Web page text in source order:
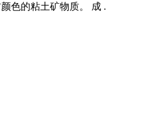
色的粘土矿物质。 成 .